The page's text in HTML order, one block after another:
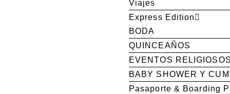
Viajes
Express Edition
BODA
QUINCEAÑOS
EVENTOS RELIGIOSOS
BABY SHOWER Y
Pasaporte & Boarding